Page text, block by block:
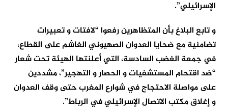
الإسرائيلي”.
و تابع البلاغ بأن المتظاهرين رفعوا “لافتات و تعبيرات
تضامنية مع ضحايا العدوان الصهيوني الغاشم على القطاع،
في جمعة الغضب السادسة، التي أعلنتها الهيئة تحت شعار
“ضد اقتحام المستشفيات و الحصار و التهجير‎”، مشددين
على مواصلة الاحتجاج في شوارع المغرب حتى وقف العدوان
و إغلاق مكتب الاتصال الإسرائيلي في الرباط”.